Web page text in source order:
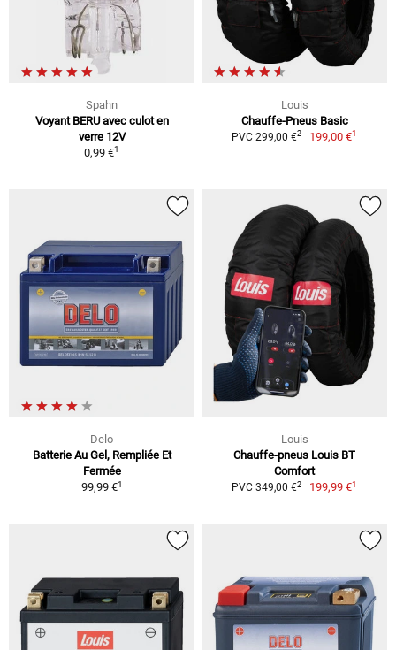
Spahn
Voyant BERU avec culot en
verre 12V
0,99 €1
Louis
Chauffe-Pneus Basic
PVC 299,00 €2 199,00 €1
Delo
Batterie Au Gel, Rempliée Et
Fermée
99,99 €1
Louis
Chauffe-pneus Louis BT
Comfort
PVC 349,00 €2 199,99 €1